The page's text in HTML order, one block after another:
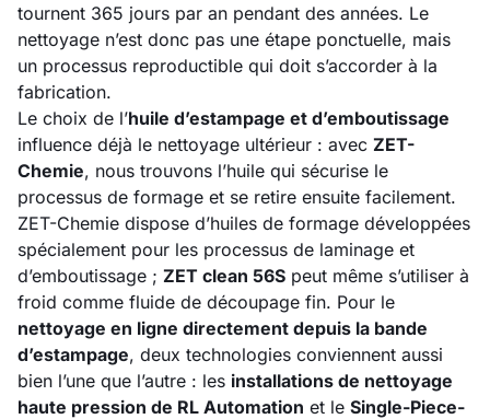
tournent 365 jours par an pendant des années. Le
nettoyage n’est donc pas une étape ponctuelle, mais
un processus reproductible qui doit s’accorder à la
fabrication.
Le choix de l’huile d’estampage et d’emboutissage
influence déjà le nettoyage ultérieur : avec ZET-
Chemie, nous trouvons l’huile qui sécurise le
processus de formage et se retire ensuite facilement.
ZET-Chemie dispose d’huiles de formage développées
spécialement pour les processus de laminage et
d’emboutissage ; ZET clean 56S peut même s’utiliser à
froid comme fluide de découpage fin. Pour le
nettoyage en ligne directement depuis la bande
d’estampage, deux technologies conviennent aussi
bien l’une que l’autre : les installations de nettoyage
haute pression de RL Automation et le Single-Piece-